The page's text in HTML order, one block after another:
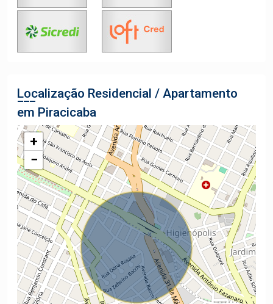
Localização Residencial / Apartamento
em Piracicaba
+
−